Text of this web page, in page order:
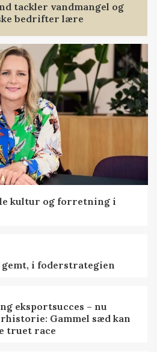
tackler vandmangel og
bedrifter lære
kultur og forretning i
i foderstrategien
eksportsucces – nu
Gammel sæd kan
truet race